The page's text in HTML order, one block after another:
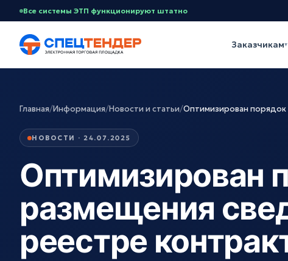
Все системы ЭТП функционируют штатно
Заказчикам▾
Главная/Информация/Новости и статьи/Оптимизирован порядок
НОВОСТИ · 24.07.2025
Оптимизирован
размещения
реестре